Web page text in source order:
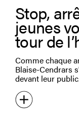
Stop,
jeunes
tour de
Comme chaque
Blaise-Cendrars
devant leur